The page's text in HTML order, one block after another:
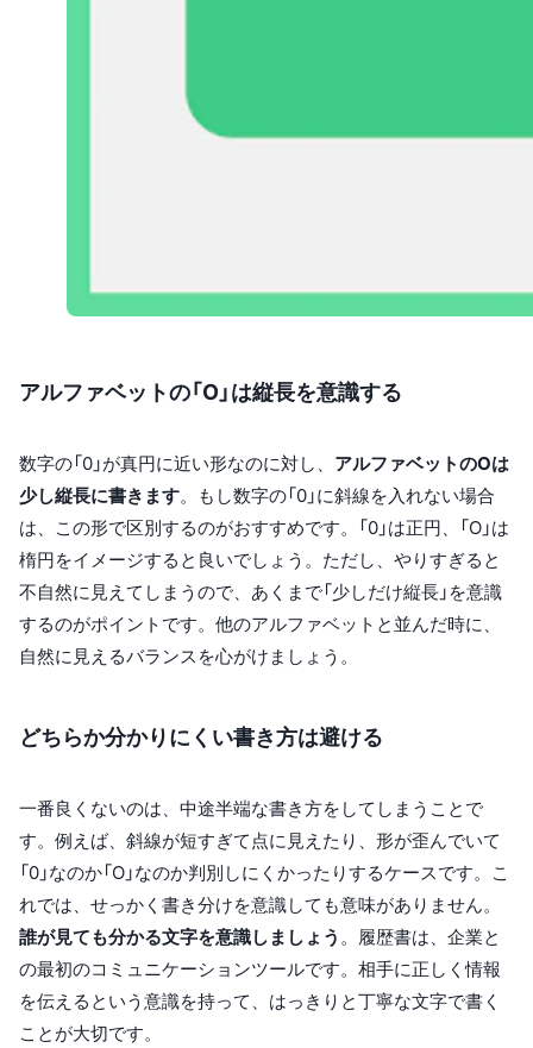
アルファベットの「O」は縦長を意識する
数字の「0」が真円に近い形なのに対し、 アルファベットのOは
少し縦長に書きます。もし数字の「0」に斜線を入れない場合
は、この形で区別するのがおすすめです。「0」は正円、「O」は
楕円をイメージすると良いでしょう。ただし、やりすぎると
不自然に見えてしまうので、あくまで「少しだけ縦長」を意識
するのがポイントです。他のアルファベットと並んだ時に、
自然に見えるバランスを心がけましょう。
どちらか分かりにくい書き方は避ける
一番良くないのは、中途半端な書き方をしてしまうことで
す。例えば、斜線が短すぎて点に見えたり、形が歪んでいて
「0」なのか「O」なのか判別しにくかったりするケースです。こ
れでは、せっかく書き分けを意識しても意味がありません。
誰が見ても分かる文字を意識しましょう 。履歴書は、企業と
の最初のコミュニケーションツールです。相手に正しく情報
を伝えるという意識を持って、はっきりと丁寧な文字で書く
ことが大切です。